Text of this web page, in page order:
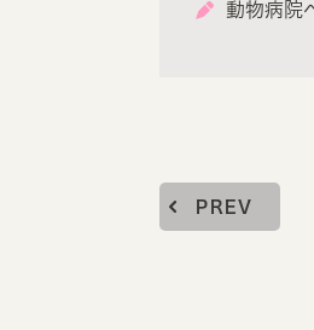
動物病院
PREV